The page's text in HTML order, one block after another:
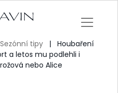
Sezónní tipy |
Houbaření
a letos mu podlehli i
nebo Alice